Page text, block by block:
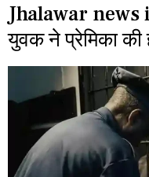
Jhalawar news
युवक ने प्रेमिका की